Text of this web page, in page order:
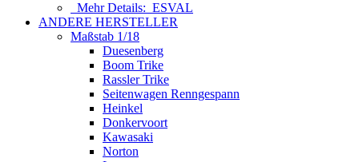
Mehr Details: ESVAL
ANDERE HERSTELLER
Maßstab 1/18
Duesenberg
Boom Trike
Rassler Trike
Seitenwagen Renngespann
Heinkel
Donkervoort
Kawasaki
Norton